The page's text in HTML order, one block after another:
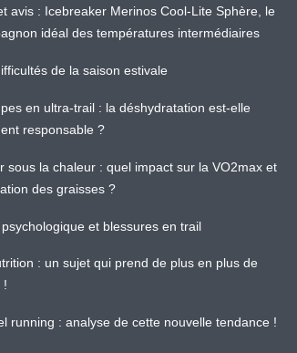
avis : Icebreaker Merinos Cool-Lite Sphère, le
idéal des températures intermédiaires
de la saison estivale
en ultra-trail : la déshydratation est-elle
responsable ?
sous la chaleur : quel impact sur la VO2max et
des graisses ?
psychologique et blessures en trail
: un sujet qui prend de plus en plus de
!
running : analyse de cette nouvelle tendance !